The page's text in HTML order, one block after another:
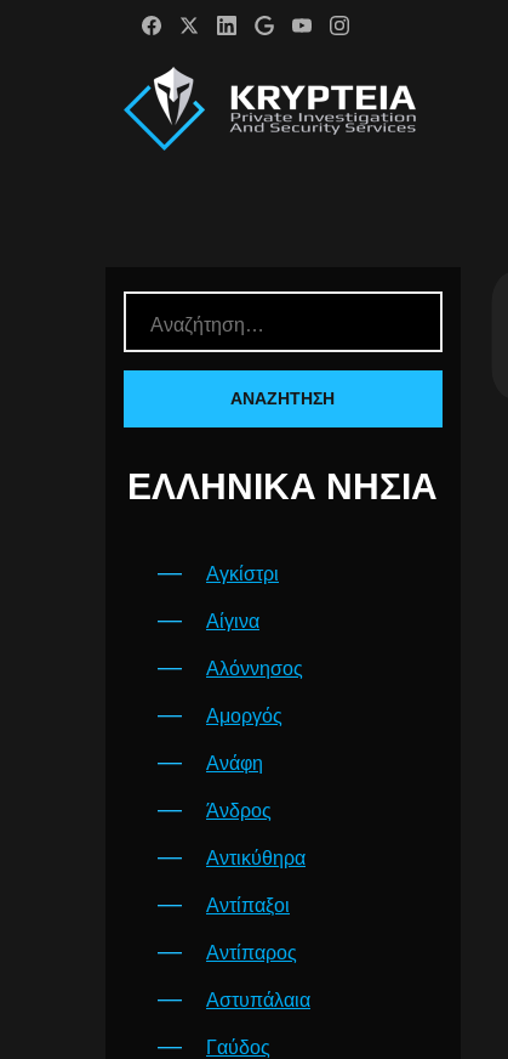
ΕΛΛΗΝΙΚΆ ΝΗΣΙΆ
Αγκίστρι
Αίγινα
Αλόννησος
Αμοργός
Ανάφη
Άνδρος
Αντικύθηρα
Αντίπαξοι
Αντίπαρος
Αστυπάλαια
Γαύδος